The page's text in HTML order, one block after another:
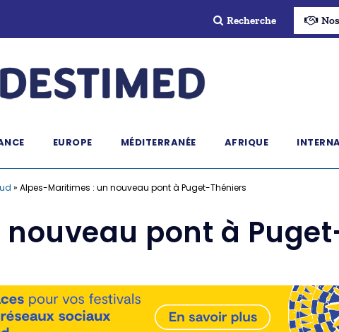
Recherche
EUROPE MÉDITERRANÉE AFRIQUE
» Alpes-Maritimes : un nouveau pont à Puget-Théniers
pont à